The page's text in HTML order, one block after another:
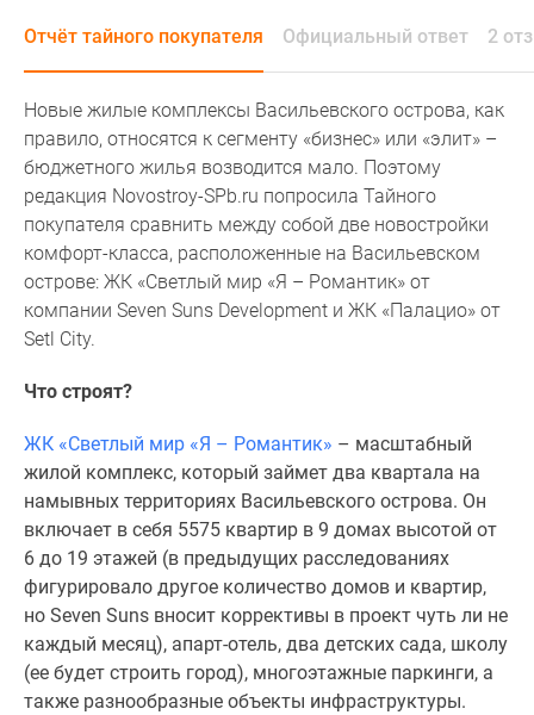
Квартиры
карте
авторы
Машино-
Специальные
предложения
Апартаменты
Новостройки
комнатные
более
Готовые
новостройки
комнатные
Военная
ипотека
Отчёт тайного покупателя Официальный ответ 2
Новые жилые комплексы Васильевского острова, как
правило, относятся к сегменту «бизнес» или «элит» –
бюджетного жилья возводится мало. Поэтому
редакция Novostroy-SPb.ru попросила Тайного
покупателя сравнить между собой две новостройки
комфорт-класса, расположенные на Васильевском
острове: ЖК «Светлый мир «Я – Романтик» от
компании Seven Suns Development и ЖК «Палацио» от
Setl City.
Что строят?
ЖК «Светлый мир «Я – Романтик» – масштабный
жилой комплекс, который займет два квартала на
намывных территориях Васильевского острова. Он
включает в себя 5575 квартир в 9 домах высотой от
6 до 19 этажей (в предыдущих расследованиях
фигурировало другое количество домов и квартир,
но Seven Suns вносит коррективы в проект чуть ли не
каждый месяц), апарт-отель, два детских сада, школу
(ее будет строить город), многоэтажные паркинги, а
также разнообразные объекты инфраструктуры.